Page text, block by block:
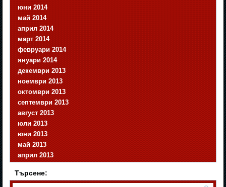
юни 2014
май 2014
април 2014
март 2014
февруари 2014
януари 2014
декември 2013
ноември 2013
октомври 2013
септември 2013
август 2013
юли 2013
юни 2013
май 2013
април 2013
Търсене: